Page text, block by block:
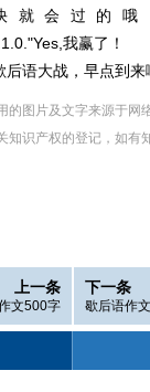
就会过的
我赢了！
语大战，早点到来
的图片及文字来源于网
知识产权的登记，如有
上一条
文500字
下一条
歇后语作